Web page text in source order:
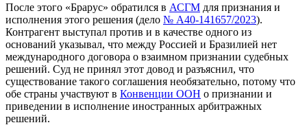
После этого «Брарус» обратился в АСГМ для признания и
исполнения этого решения (дело № А40-141657/2023).
Контрагент выступал против и в качестве одного из
оснований указывал, что между Россией и Бразилией нет
международного договора о взаимном признании судебных
решений. Суд не принял этот довод и разъяснил, что
существование такого соглашения необязательно, потому что
обе страны участвуют в Конвенции ООН о признании и
приведении в исполнение иностранных арбитражных
решений.